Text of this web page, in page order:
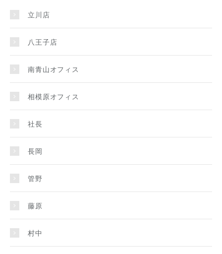
立川店
八王子店
南青山オフィス
相模原オフィス
社長
長岡
管野
藤原
村中